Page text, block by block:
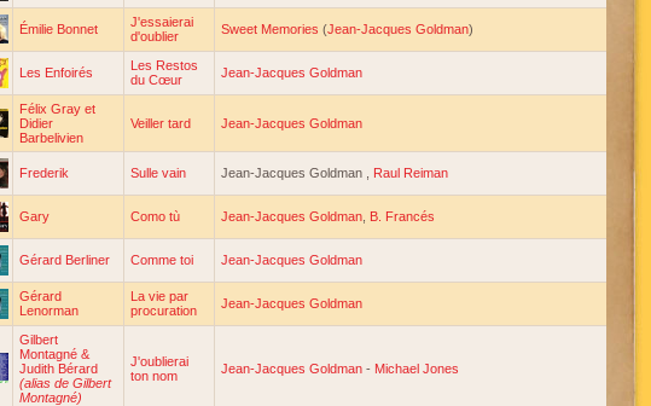
Émilie Bonnet
J'essaierai
d'oublier
Sweet Memories (Jean-Jacques Goldman)
Les Enfoirés
Les Restos
du Cœur
Jean-Jacques Goldman
Félix Gray et
Didier
Barbelivien
Veiller tard Jean-Jacques Goldman
Frederik Sulle vain Jean-Jacques Goldman , Raul Reiman
Gary Como tù Jean-Jacques Goldman B. Francés
Gérard Berliner Comme toi Jean-Jacques Goldman
Gérard
Lenorman
La vie par
procuration
Jean-Jacques Goldman
Gilbert
Montagné &
Judith Bérard
(alias de Gilbert
Montagné)
J'oublierai
ton nom
Jean-Jacques Goldman - Michael Jones